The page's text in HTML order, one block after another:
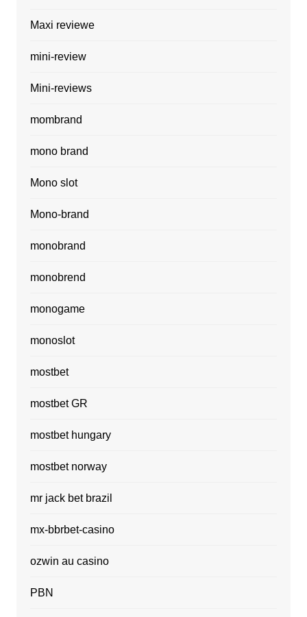
Maxi reviewe
mini-review
Mini-reviews
mombrand
mono brand
Mono slot
Mono-brand
monobrand
monobrend
monogame
monoslot
mostbet
mostbet GR
mostbet hungary
mostbet norway
mr jack bet brazil
mx-bbrbet-casino
ozwin au casino
PBN